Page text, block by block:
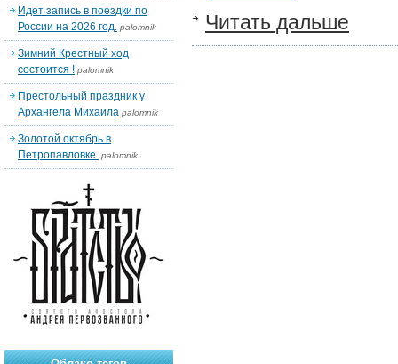
Читать дальше
Идет запись в поездки по
России на 2026 год. palomnik
Зимний Крестный ход
состоится ! palomnik
Престольный праздник у
Архангела Михаила palomnik
Золотой октябрь в
Петропавловке. palomnik